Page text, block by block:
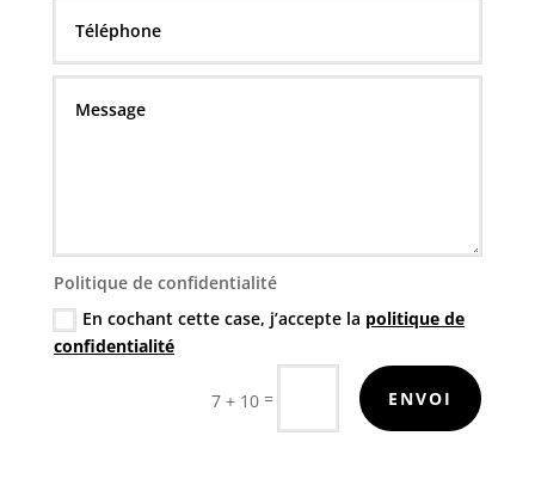
Politique de confidentialité
En cochant cette case, j’accepte la politique de
confidentialité
7 + 10 = ENVOI